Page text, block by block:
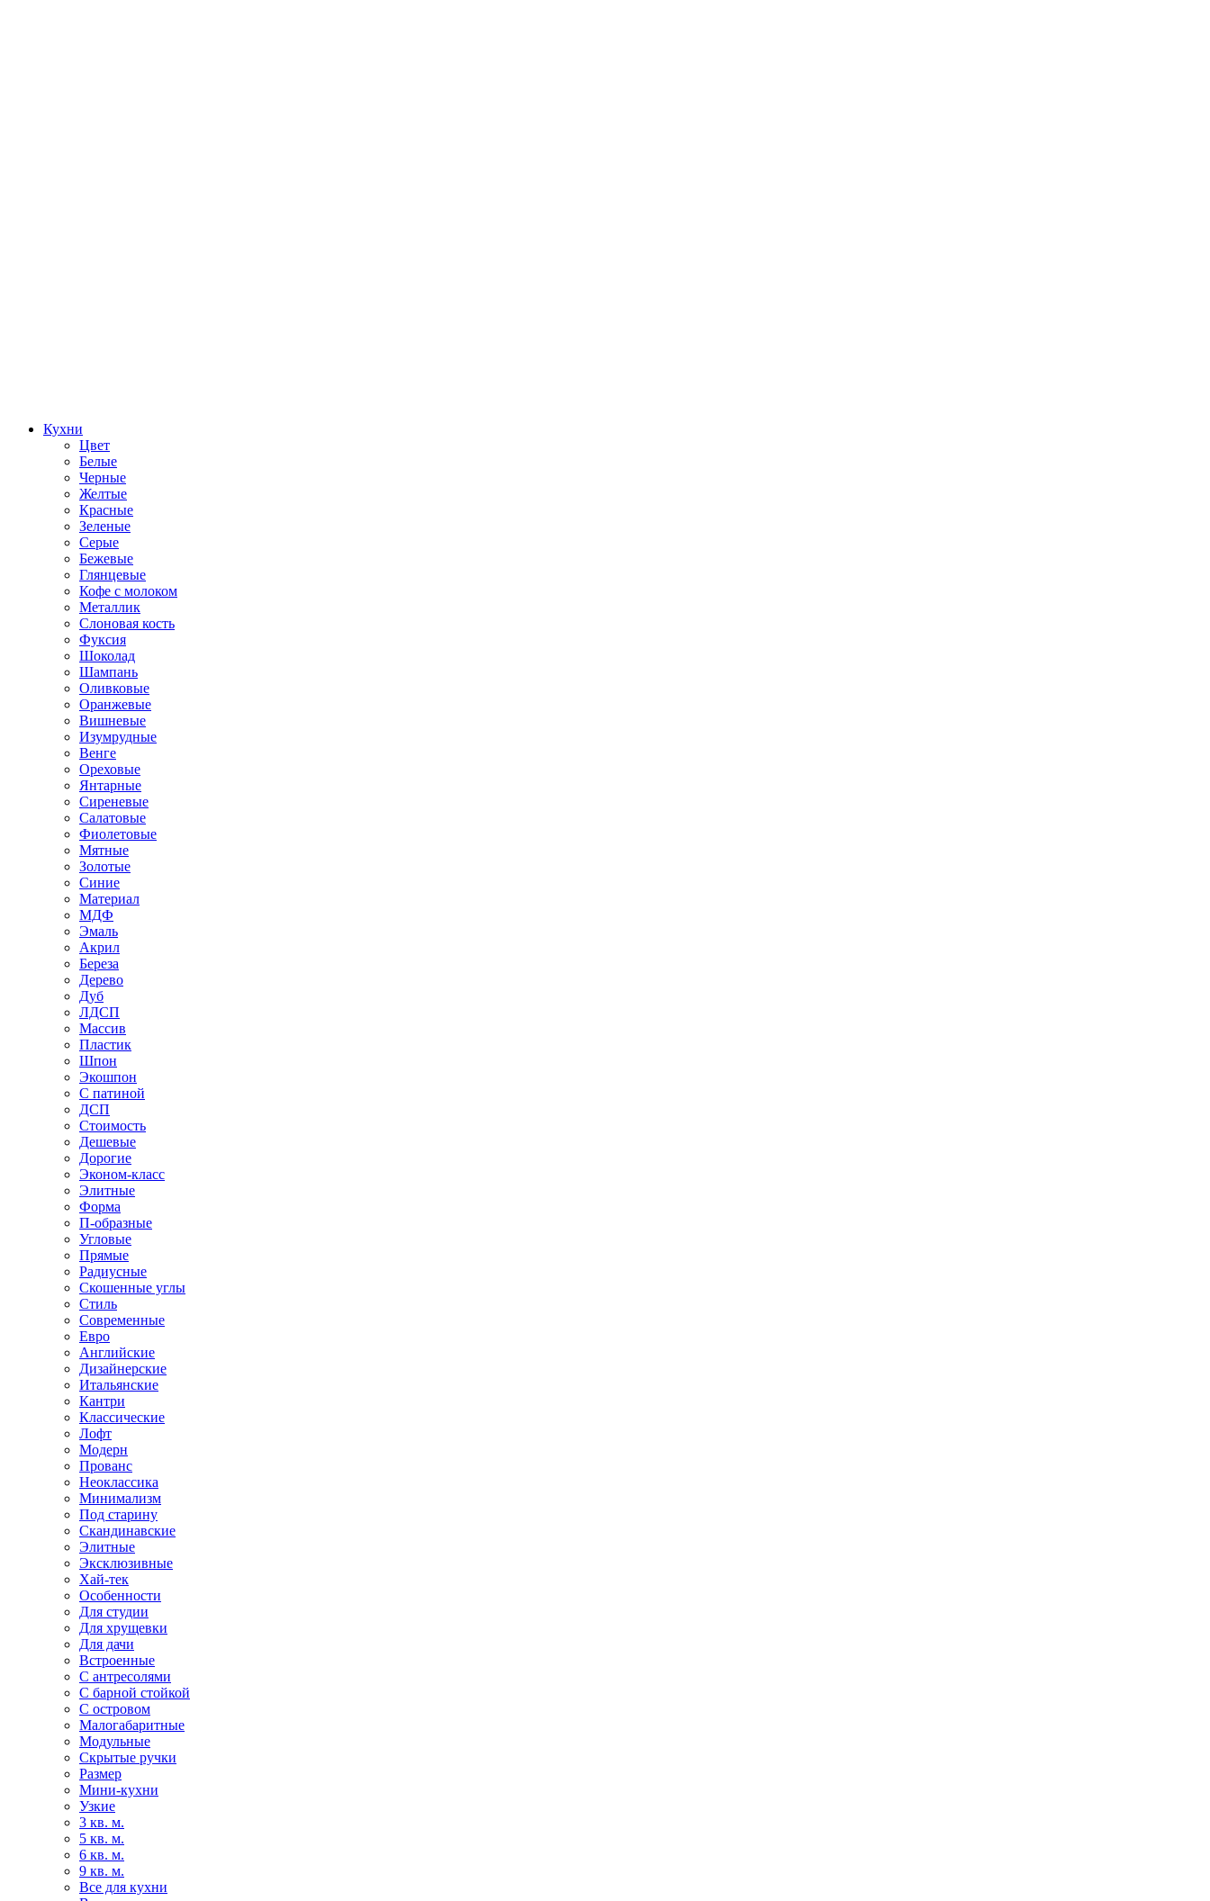
Кухни
Цвет
Белые
Черные
Желтые
Красные
Зеленые
Серые
Бежевые
Глянцевые
Кофе с молоком
Металлик
Слоновая кость
Фуксия
Шоколад
Шампань
Оливковые
Оранжевые
Вишневые
Изумрудные
Венге
Ореховые
Янтарные
Сиреневые
Салатовые
Фиолетовые
Мятные
Золотые
Синие
Материал
МДФ
Эмаль
Акрил
Береза
Дерево
Дуб
ЛДСП
Массив
Пластик
Шпон
Экошпон
С патиной
ДСП
Стоимость
Дешевые
Дорогие
Эконом-класс
Элитные
Форма
П-образные
Угловые
Прямые
Радиусные
Скошенные углы
Стиль
Современные
Евро
Английские
Дизайнерские
Итальянские
Кантри
Классические
Лофт
Модерн
Прованс
Неоклассика
Минимализм
Под старину
Скандинавские
Элитные
Эксклюзивные
Хай-тек
Особенности
Для студии
Для хрущевки
Для дачи
Встроенные
С антресолями
С барной стойкой
С островом
Малогабаритные
Модульные
Скрытые ручки
Размер
Мини-кухни
Узкие
3 кв. м.
5 кв. м.
6 кв. м.
9 кв. м.
Все для кухни